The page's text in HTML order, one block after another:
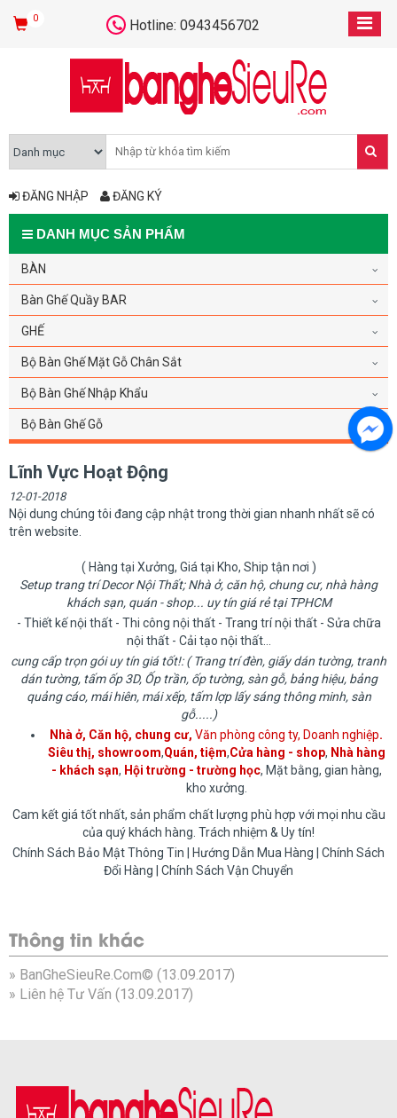
0 Hotline: 0943456702
ĐĂNG NHẬP ĐĂNG KÝ
DANH MỤC SẢN PHẨM
BÀN
Bàn Ghế Quầy BAR
GHẾ
Bộ Bàn Ghế Mặt Gỗ Chân Sắt
Bộ Bàn Ghế Nhập Khẩu
Bộ Bàn Ghế Gỗ
Lĩnh Vực Hoạt Động
12-01-2018
Nội dung chúng tôi đang cập nhật trong thời gian nhanh nhất sẽ có
trên website.
( Hàng tại Xưởng, Giá tại Kho, Ship tận nơi )
Setup trang trí Decor Nội Thất; Nhà ở, căn hộ, chung cư, nhà hàng
khách sạn, quán - shop... uy tín giá rẻ tại TPHCM
- Thiết kế nội thất - Thi công nội thất - Trang trí nội thất - Sửa chữa
nội thất - Cải tạo nội thất...
cung cấp trọn gói uy tín giá tốt!: ( Trang trí đèn, giấy dán tường, tranh
dán tường, tấm ốp 3D, Ốp trần, ốp tường, sàn gỗ, bảng hiệu, bảng
quảng cáo, mái hiên, mái xếp, tấm lợp lấy sáng thông minh, sàn
gỗ.....)
Nhà ở, Căn hộ, chung cư, Văn phòng công ty, Doanh nghiệp.
Siêu thị, showroom,Quán, tiệm,Cửa hàng - shop, Nhà hàng
- khách sạn, Hội trường - trường học, Mặt bằng, gian hàng,
kho xưởng.
Cam kết giá tốt nhất, sản phẩm chất lượng phù hợp với mọi nhu cầu
của quý khách hàng. Trách nhiệm & Uy tín!
Chính Sách Bảo Mật Thông Tin | Hướng Dẫn Mua Hàng | Chính Sách
Đổi Hàng | Chính Sách Vận Chuyển
Thông tin khác
» BanGheSieuRe.Com© (13.09.2017)
» Liên hệ Tư Vấn (13.09.2017)